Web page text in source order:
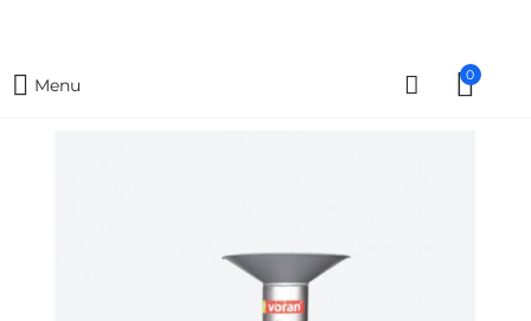
Menu 0